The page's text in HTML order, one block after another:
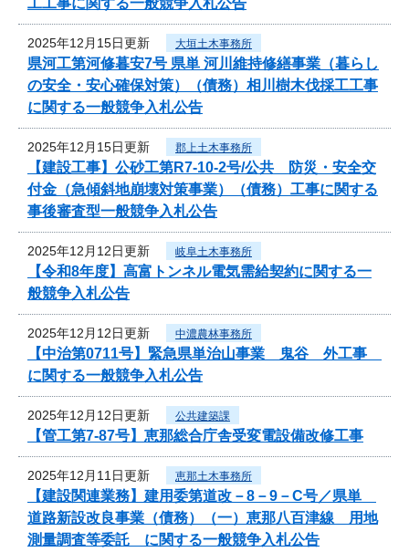
2025年12月15日更新 大垣土木事務所
県河工第河修暮安7号 県単 河川維持修繕事業（暮らし
の安全・安心確保対策）（債務）相川樹木伐採工工事
に関する一般競争入札公告
2025年12月15日更新 郡上土木事務所
【建設工事】公砂工第R7-10-2号/公共 防災・安全交
付金（急傾斜地崩壊対策事業）（債務）工事に関する
事後審査型一般競争入札公告
2025年12月12日更新 岐阜土木事務所
【令和8年度】高富トンネル電気需給契約に関する一
般競争入札公告
2025年12月12日更新 中濃農林事務所
【中治第0711号】緊急県単治山事業 鬼谷 外工事
に関する一般競争入札公告
2025年12月12日更新 公共建築課
【管工第7-87号】恵那総合庁舎受変電設備改修工事
2025年12月11日更新 恵那土木事務所
【建設関連業務】建用委第道改－8－9－C号／県単
道路新設改良事業（債務）（一）恵那八百津線 用地
測量調査等委託 に関する一般競争入札公告